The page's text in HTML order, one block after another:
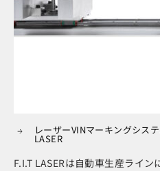
レーザーVINマーキングシス
LASER
F.I.T LASERは自動車生産ライ